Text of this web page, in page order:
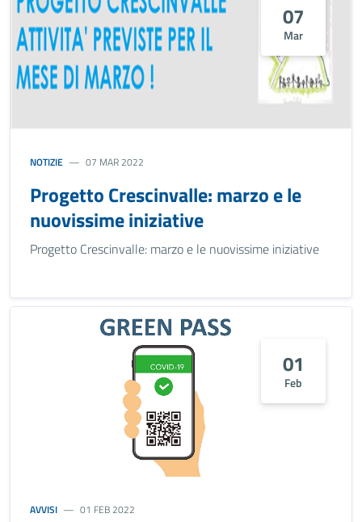
07
Mar
NOTIZIE 07 MAR 2022
Progetto Crescinvalle: marzo e le
nuovissime iniziative
Progetto Crescinvalle: marzo e le nuovissime iniziative
01
Feb
AVVISI 01 FEB 2022